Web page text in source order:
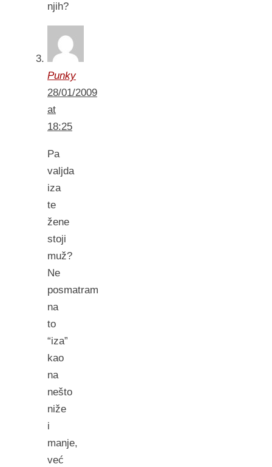
njih?
Punky
28/01/2009
at
18:25
Pa
valjda
iza
te
žene
stoji
muž?
Ne
posmatram
na
to
“iza”
kao
na
nešto
niže
i
manje,
već